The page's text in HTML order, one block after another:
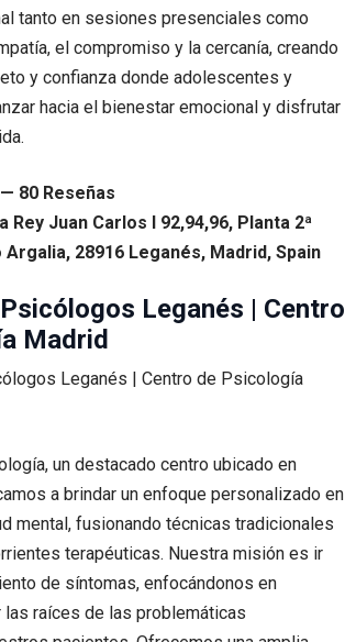
tanto en sesiones presenciales como
el compromiso y la cercanía, creando
y confianza donde adolescentes y
hacia el bienestar emocional y disfrutar
80 Reseñas
Rey Juan Carlos I 92,94,96, Planta 2ª
28916 Leganés, Madrid, Spain
Leganés | Centro
Madrid
un destacado centro ubicado en
a brindar un enfoque personalizado en
mental, fusionando técnicas tradicionales
terapéuticas. Nuestra misión es ir
de síntomas, enfocándonos en
las raíces de las problemáticas